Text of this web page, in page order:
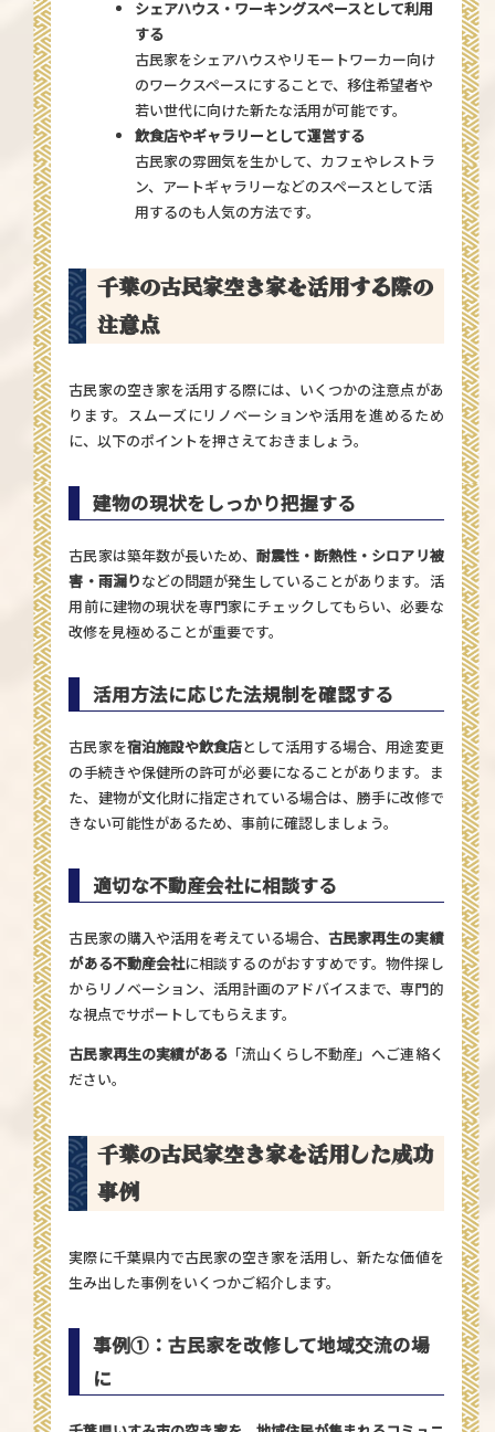
シェアハウス・ワーキングスペースとして利用
する
古民家をシェアハウスやリモートワーカー向け
のワークスペースにすることで、移住希望者や
若い世代に向けた新たな活用が可能です。
飲食店やギャラリーとして運営する
古民家の雰囲気を生かして、カフェやレストラ
ン、アートギャラリーなどのスペースとして活
用するのも人気の方法です。
千葉の古民家空き家を活用する際の
注意点
古民家の空き家を活用する際には、いくつかの注意点があ
ります。スムーズにリノベーションや活用を進めるため
に、以下のポイントを押さえておきましょう。
建物の現状をしっかり把握する
古民家は築年数が長いため、耐震性・断熱性・シロアリ被
害・雨漏りなどの問題が発生していることがあります。活
用前に建物の現状を専門家にチェックしてもらい、必要な
改修を見極めることが重要です。
活用方法に応じた法規制を確認する
古民家を宿泊施設や飲食店として活用する場合、用途変更
の手続きや保健所の許可が必要になることがあります。ま
た、建物が文化財に指定されている場合は、勝手に改修で
きない可能性があるため、事前に確認しましょう。
適切な不動産会社に相談する
古民家の購入や活用を考えている場合、 古民家再生の実績
がある不動産会社に相談するのがおすすめです。物件探し
からリノベーション、活用計画のアドバイスまで、専門的
な視点でサポートしてもらえます。
古民家再生の実績がある「流山くらし不動産」へご連絡く
ださい。
千葉の古民家空き家を活用した成功
事例
実際に千葉県内で古民家の空き家を活用し、新たな価値を
生み出した事例をいくつかご紹介します。
事例①：古民家を改修して地域交流の場
に